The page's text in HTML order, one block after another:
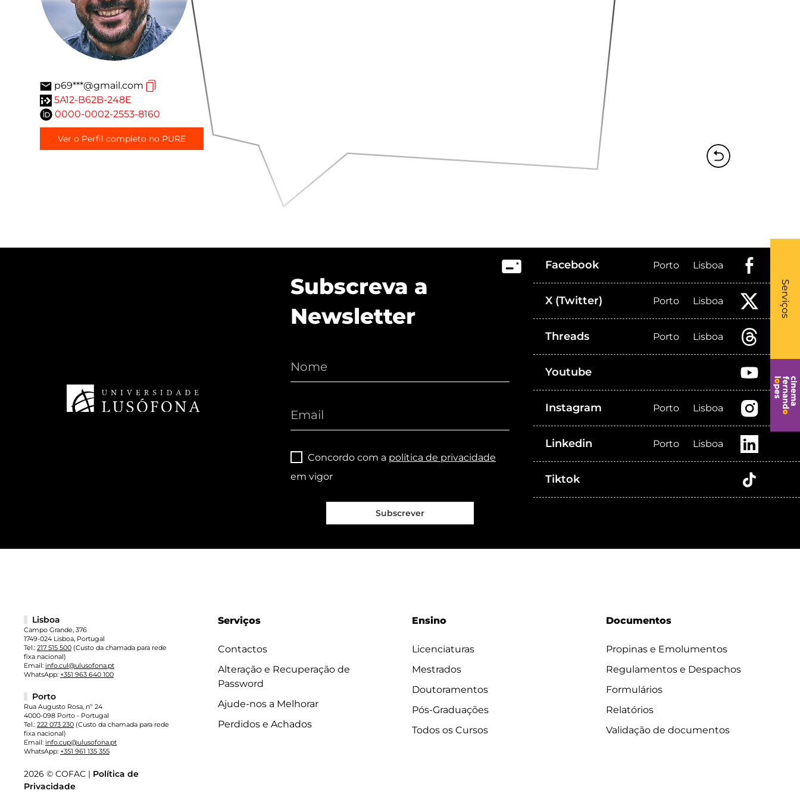
Serviços
-
p69***@gmail.com
5A12-B62B-248E
0000-0002-2553-8160
Ver o Perfil completo no PURE
Subscreva a
Newsletter
Concordo com a política de privacidade
em vigor
Subscrever
Facebook Porto Lisboa
X (Twitter) Porto Lisboa
Threads Porto Lisboa
Youtube
Instagram Porto Lisboa
Linkedin Porto Lisboa
Tiktok
Serviços
Contactos
Alteração e Recuperação de
Password
Ajude-nos a Melhorar
Perdidos e Achados
Ensino
Licenciaturas
Mestrados
Doutoramentos
Pós-Graduações
Todos os Cursos
Documentos
Propinas e Emolumentos
Regulamentos e Despachos
Formulários
Relatórios
Validação de documentos
Lisboa
Campo Grande, 376
1749-024 Lisboa, Portugal
Tel.: 217 515 500 (Custo da chamada para rede
fixa nacional)
Email: info.cul@ulusofona.pt
WhatsApp: +351 963 640 100
Porto
Rua Augusto Rosa, nº 24
4000-098 Porto - Portugal
Tel.: 222 073 230 (Custo da chamada para rede
fixa nacional)
Email: info.cup@ulusofona.pt
WhatsApp: +351 961 135 355
2026 © COFAC | Política de
Privacidade